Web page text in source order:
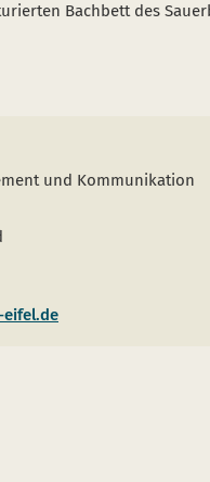
Bachbett des
und Kommunikation